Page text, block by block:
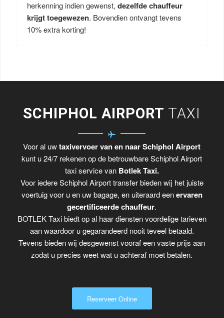
herkenning indien gewenst, dezelfde chauffeur
krijgt toegewezen. Bovendien ontvangt tevens
10% extra korting!
SCHIPHOL AIRPORT TAXI
Voor al uwtaxivervoer van en naar Schiphol Airport
kunt u 24/7 rekenen op de betrouwbare Schiphol Airport
taxi service van Botlek Taxi.
Voor iedere Schiphol Airport transfer bieden wij het juiste
voertuig voor u en uw bagage, en uiteraard eenervaren
gecertificeerde chauffeur.
BOTLEK Taxi biedt op al haar diensten voordelige tarieven
aan waardoor u gegarandeerd nooit teveel betaald.
Tevens bieden wij desgewenst vooraf een vaste prijs aan
zodat u precies weet wat u achteraf moet betalen.
Reserveer Online